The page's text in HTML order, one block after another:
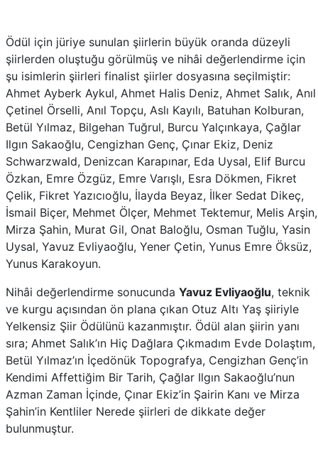
Ödül için jüriye sunulan şiirlerin büyük oranda düzeyli
şiirlerden oluştuğu görülmüş ve nihâi değerlendirme için
şu isimlerin şiirleri finalist şiirler dosyasına seçilmiştir:
Ahmet Ayberk Aykul, Ahmet Halis Deniz, Ahmet Salık, Anıl
Çetinel Örselli, Anıl Topçu, Aslı Kayılı, Batuhan Kolburan,
Betül Yılmaz, Bilgehan Tuğrul, Burcu Yalçınkaya, Çağlar
Ilgın Sakaoğlu, Cengizhan Genç, Çınar Ekiz, Deniz
Schwarzwald, Denizcan Karapınar, Eda Uysal, Elif Burcu
Özkan, Emre Özgüz, Emre Varışlı, Esra Dökmen, Fikret
Çelik, Fikret Yazıcıoğlu, İlayda Beyaz, İlker Sedat Dikeç,
İsmail Biçer, Mehmet Ölçer, Mehmet Tektemur, Melis Arşin,
Mirza Şahin, Murat Gil, Onat Baloğlu, Osman Tuğlu, Yasin
Uysal, Yavuz Evliyaoğlu, Yener Çetin, Yunus Emre Öksüz,
Yunus Karakoyun.
Nihâi değerlendirme sonucunda Yavuz Evliyaoğlu, teknik
ve kurgu açısından ön plana çıkan Otuz Altı Yaş şiiriyle
Yelkensiz Şiir Ödülünü kazanmıştır. Ödül alan şiirin yanı
sıra; Ahmet Salık’ın Hiç Dağlara Çıkmadım Evde Dolaştım,
Betül Yılmaz’ın İçedönük Topografya, Cengizhan Genç’in
Kendimi Affettiğim Bir Tarih, Çağlar Ilgın Sakaoğlu’nun
Azman Zaman İçinde, Çınar Ekiz’in Şairin Kanı ve Mirza
Şahin’in Kentliler Nerede şiirleri de dikkate değer
bulunmuştur.